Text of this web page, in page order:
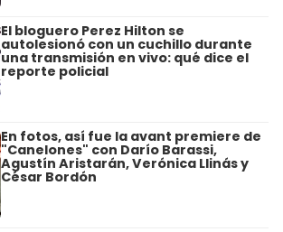
El bloguero Perez Hilton se
autolesionó con un cuchillo durante
una transmisión en vivo: qué dice el
reporte policial
En fotos, así fue la avant premiere de
"Canelones" con Darío Barassi,
Agustín Aristarán, Verónica Llinás y
César Bordón